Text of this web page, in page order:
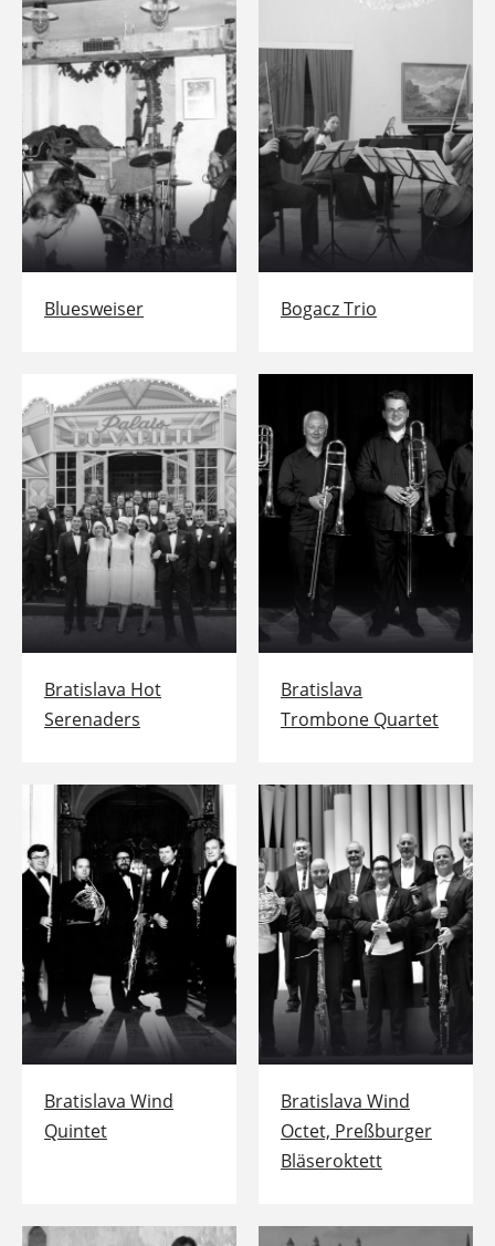
Bluesweiser Bogacz Trio
Bratislava Hot
Serenaders
Bratislava
Trombone Quartet
Bratislava Wind
Quintet
Bratislava Wind
Octet, Preßburger